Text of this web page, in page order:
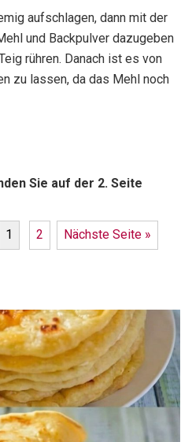
aufschlagen, dann mit der
und Backpulver dazugeben
rühren. Danach ist es von
zu lassen, da das Mehl noch
Sie auf der 2. Seite
1 2 Nächste Seite »